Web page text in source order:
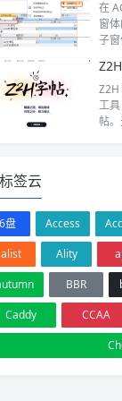
在
窗
子
Z2H
工
帖
标签云
6盘 Access
alist
Ality
BBR
Caddy
CCAA